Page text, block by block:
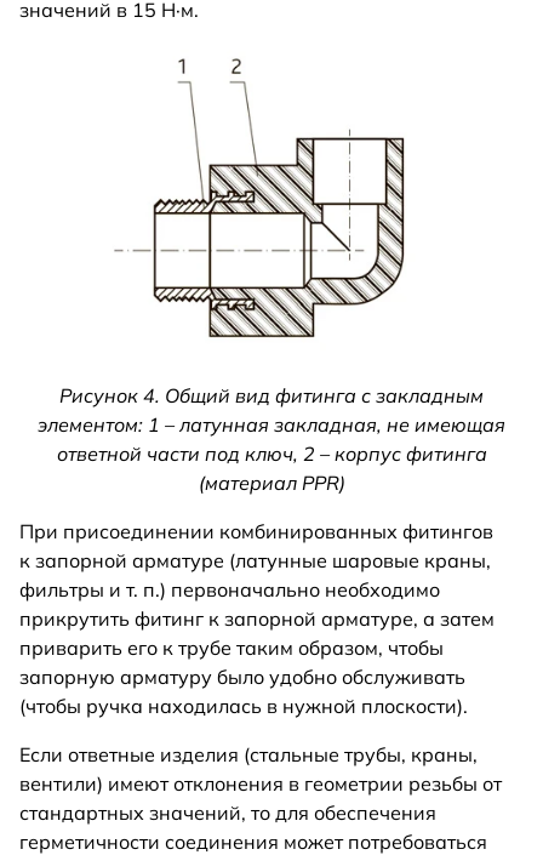
значений в 15 Н·м.
Рисунок 4. Общий вид фитинга с закладным
элементом: 1 – латунная закладная, не имеющая
ответной части под ключ, 2 – корпус фитинга
(материал PPR)
При присоединении комбинированных фитингов
к запорной арматуре (латунные шаровые краны,
фильтры и т. п.) первоначально необходимо
прикрутить фитинг к запорной арматуре, а затем
приварить его к трубе таким образом, чтобы
запорную арматуру было удобно обслуживать
(чтобы ручка находилась в нужной плоскости).
Если ответные изделия (стальные трубы, краны,
вентили) имеют отклонения в геометрии резьбы от
стандартных значений, то для обеспечения
герметичности соединения может потребоваться